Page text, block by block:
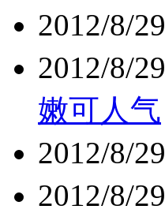
2012/8/29
2012/8/29
嫩可人气
2012/8/29
2012/8/29